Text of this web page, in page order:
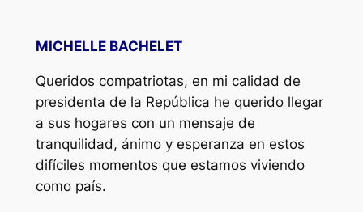
MICHELLE BACHELET
Queridos compatriotas, en mi calidad de
presidenta de la República he querido llegar
a sus hogares con un mensaje de
tranquilidad, ánimo y esperanza en estos
difíciles momentos que estamos viviendo
como país.